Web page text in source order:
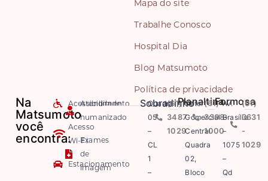
Mapa do site
Trabalhe Conosco
Hospital Dia
Blog Matsumoto
Política de privacidade
Na
Matsumoto
você
encontra:
Acessibilidade
Acesso
Wi-Fi
Estacionamento
Atendimento
humanizado
Exames
de
imagem
Sobradinho
Quadra
05
–
CL
1
–
(61)
3487-
1029
Planaltina
Setor
Comercial
Central
Quadra
02,
Bloco
(61)
3308-
1000
Formosa
Av.
Brasília
–
1075
–
Qd
(61)
3631
-
1029